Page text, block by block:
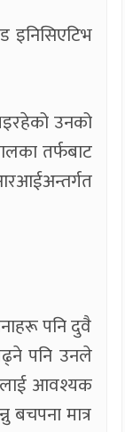
इनिसिएटिभ
उनको
तर्फबाट
पनि दुवै
पनि उनले
आवश्यक
मात्र